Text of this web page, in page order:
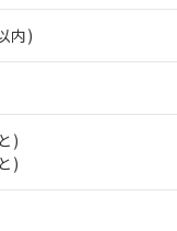
内)
)
)